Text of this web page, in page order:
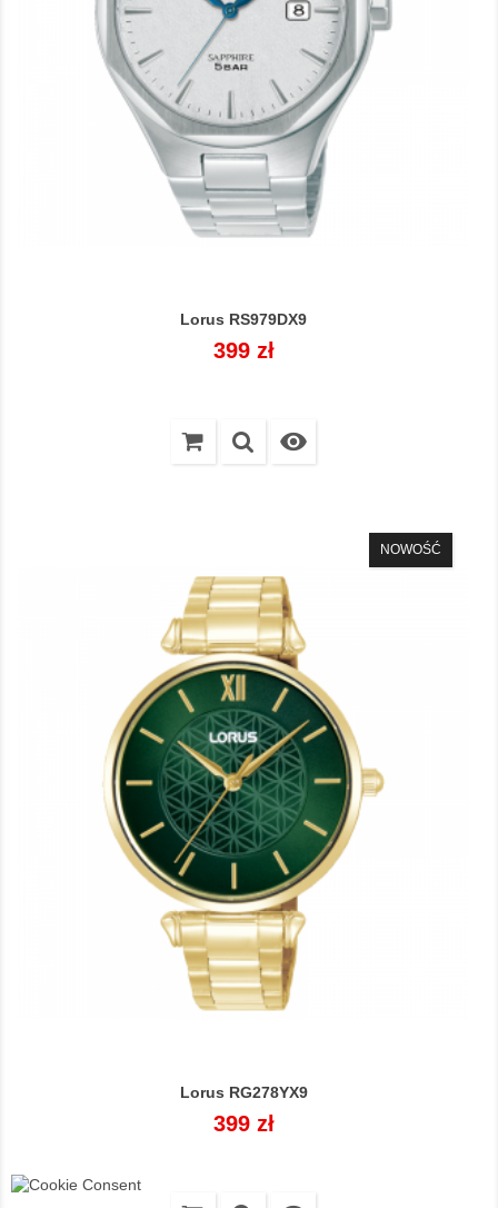
Lorus RS979DX9
Cena
399 zł

NOWOŚĆ
Lorus RG278YX9
Cena
399 zł